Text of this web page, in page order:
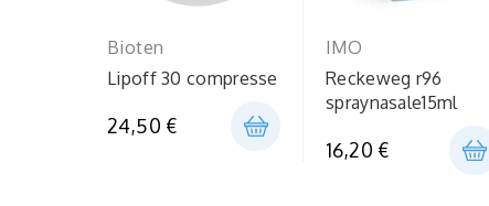
Bioten
Lipoff 30 compresse
24,50 €
IMO
Reckeweg r96
spraynasale15ml
16,20 €